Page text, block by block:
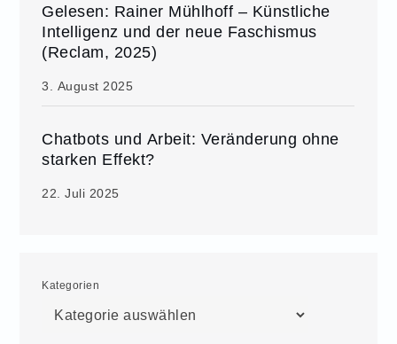
Gelesen: Rainer Mühlhoff – Künstliche
Intelligenz und der neue Faschismus
(Reclam, 2025)
3. August 2025
Chatbots und Arbeit: Veränderung ohne
starken Effekt?
22. Juli 2025
Kategorien